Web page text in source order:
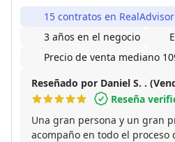
15 contratos en RealAdvisor
3 años en el negocio
Precio de venta mediano
Reseñado por Daniel S. .
Reseña
Una gran persona y un gran
acompaño en todo el proceso